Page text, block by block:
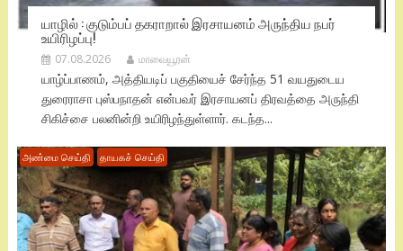
யாழில் : குடும்பப் தகராறால் இரசாயனம் அருந்திய நபர்
உயிரிழப்பு!
07.08.2026 மாவையூரன்
யாழ்ப்பாணம், அத்தியடிப் பகுதியைச் சேர்ந்த 51 வயதுடைய
துரைராசா புஸ்பநாதன் என்பவர் இரசாயனப் திரவத்தை அருந்தி
சிகிச்சை பலனின்றி உயிரிழந்துள்ளார். கடந்த...
அண்மை செய்தி தாயகச் செய்தி